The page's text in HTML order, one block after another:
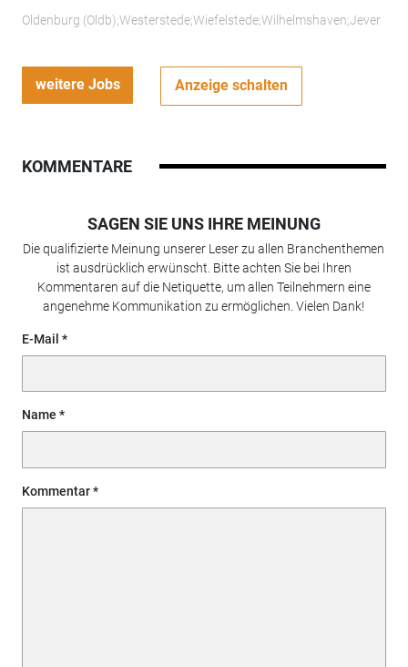
Oldenburg (Oldb);Westerstede;Wiefelstede;Wilhelmshaven;Jever
weitere Jobs Anzeige schalten
KOMMENTARE
SAGEN SIE UNS IHRE MEINUNG
Die qualifizierte Meinung unserer Leser zu allen Branchenthemen
ist ausdrücklich erwünscht. Bitte achten Sie bei Ihren
Kommentaren auf die Netiquette, um allen Teilnehmern eine
angenehme Kommunikation zu ermöglichen. Vielen Dank!
E-Mail
Name
Kommentar